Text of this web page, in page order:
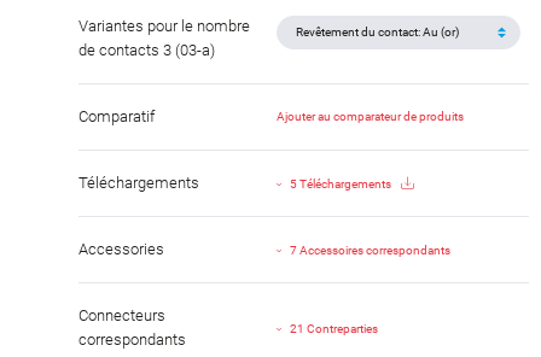
Variantes pour le nombre
de contacts 3 (03-a)
Comparatif Ajouter au comparateur de produits
Téléchargements 5 Téléchargements
Accessories 7 Accessoires correspondants
Connecteurs
correspondants
21 Contreparties